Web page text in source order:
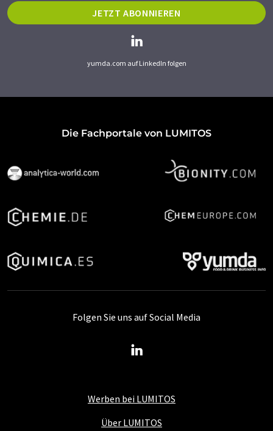
JETZT ABONNIEREN
yumda.com auf LinkedIn folgen
Die Fachportale von LUMITOS
Werben bei LUMITOS
Über LUMITOS
Folgen Sie uns auf Social Media